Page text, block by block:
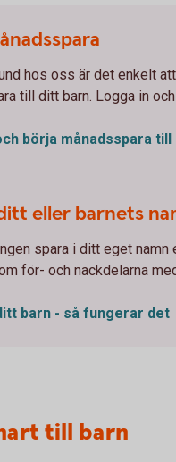
hos oss är det enkelt
till ditt barn. Logga in
börja månadsspara till
eller barnets
spara i ditt eget namn
för- och nackdelarna
barn - så fungerar det
till barn